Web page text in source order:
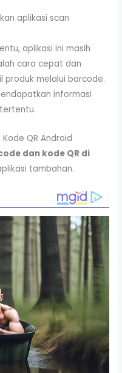
aplikasi scan
aplikasi ini masih
cara cepat dan
produk melalui barcode.
informasi
QR Android
dan kode QR di
tambahan.